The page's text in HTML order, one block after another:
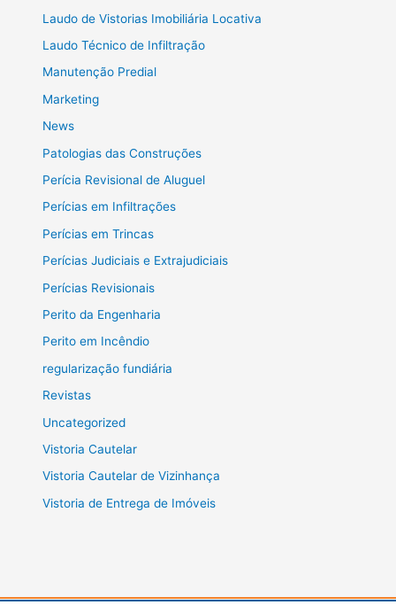
Laudo de Vistorias Imobiliária Locativa
Laudo Técnico de Infiltração
Manutenção Predial
Marketing
News
Patologias das Construções
Perícia Revisional de Aluguel
Perícias em Infiltrações
Perícias em Trincas
Perícias Judiciais e Extrajudiciais
Perícias Revisionais
Perito da Engenharia
Perito em Incêndio
regularização fundiária
Revistas
Uncategorized
Vistoria Cautelar
Vistoria Cautelar de Vizinhança
Vistoria de Entrega de Imóveis